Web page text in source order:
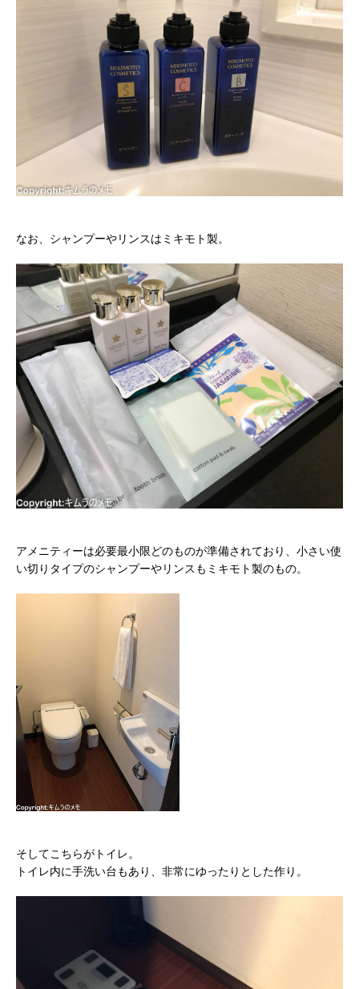
なお、シャンプーやリンスはミキモト製。
アメニティーは必要最小限どのものが準備されており、小さい使
い切りタイプのシャンプーやリンスもミキモト製のもの。
そしてこちらがトイレ。
トイレ内に手洗い台もあり、非常にゆったりとした作り。